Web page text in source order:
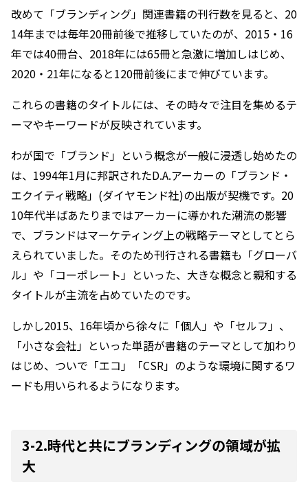
改めて「ブランディング」関連書籍の刊行数を見ると、20
14年までは毎年20冊前後で推移していたのが、2015・16
年では40冊台、2018年には65冊と急激に増加しはじめ、
2020・21年になると120冊前後にまで伸びています。
これらの書籍のタイトルには、その時々で注目を集めるテ
ーマやキーワードが反映されています。
わが国で「ブランド」という概念が一般に浸透し始めたの
は、1994年1月に邦訳されたD.A.アーカーの「ブランド・
エクイティ戦略」(ダイヤモンド社)の出版が契機です。 20
10年代半ばあたりまではアーカーに導かれた潮流の影響
で、ブランドはマーケティング上の戦略テーマとしてとら
えられていました。そのため刊行される書籍も「グローバ
ル」や「コーポレート」といった、大きな概念と親和する
タイトルが主流を占めていたのです。
しかし2015、16年頃から徐々に「個人」や「セルフ」、
「小さな会社」といった単語が書籍のテーマとして加わり
はじめ、ついで「エコ」「CSR」のような環境に関するワ
ードも用いられるようになります。
3-2.時代と共にブランディングの領域が拡
大